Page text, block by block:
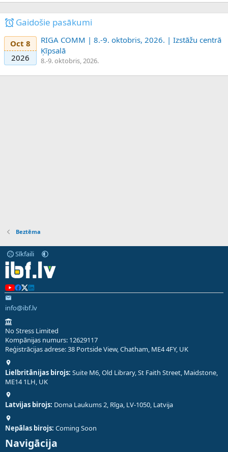
Gaidošie pasākumi
Oct 8
2026
RIGA COMM | 8.-9. oktobris, 2026. | Izstāžu centrā
Ķīpsalā
8.-9. oktobris, 2026.
Beztēma
Sīkfaili
info@ibf.lv
No Stress Limited
Kompānijas numurs: 12629117
Reģistrācijas adrese: 38 Portside View, Chatham, ME4 4FY, UK
Lielbritānijas birojs: Suite M6, Old Library, St Faith Street, Maidstone,
ME14 1LH, UK
Latvijas birojs: Doma Laukums 2, Rīga, LV-1050, Latvija
Nepālas birojs: Coming Soon
Navigācija